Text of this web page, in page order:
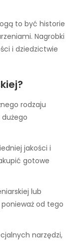
to być historie
Nagrobki
i dziedzictwie
rodzaju
jakości i
gotowe
lub
od tego
narzędzi,